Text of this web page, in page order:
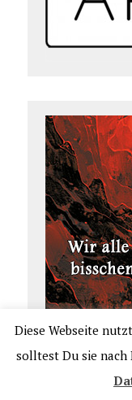
Diese Webseite
solltest Du sie nach